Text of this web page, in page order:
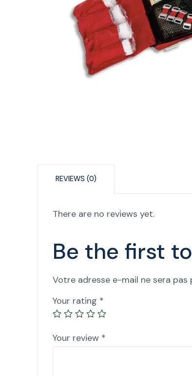
REVIEWS (0)
There are no reviews yet.
Be the first
Votre adresse e-mail ne sera pas
Your rating *
Your review *